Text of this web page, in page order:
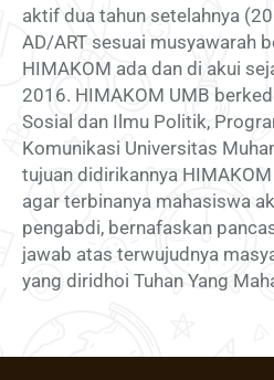
aktif dua tahun setelahnya
AD/ART sesuai musyawarah
HIMAKOM ada dan di akui
2016. HIMAKOM UMB
Sosial dan Ilmu Politik,
Komunikasi Universitas
tujuan didirikannya
agar terbinanya mahasiswa
pengabdi, bernafaskan
jawab atas terwujudnya
yang diridhoi Tuhan Yang